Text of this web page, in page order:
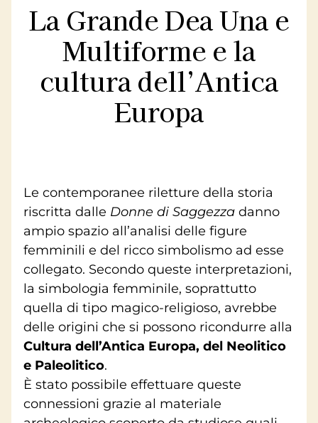
La Grande Dea Una e
Multiforme e la
cultura dell’Antica
Europa
Le contemporanee riletture della storia
riscritta dalle Donne di Saggezzadanno
ampio spazio all’analisi delle figure
femminili e del ricco simbolismo ad esse
collegato. Secondo queste interpretazioni,
la simbologia femminile, soprattutto
quella di tipo magico-religioso, avrebbe
delle origini che si possono ricondurre alla
Cultura dell’Antica Europa, del Neolitico
e Paleolitico.
È stato possibile effettuare queste
connessioni grazie al materiale